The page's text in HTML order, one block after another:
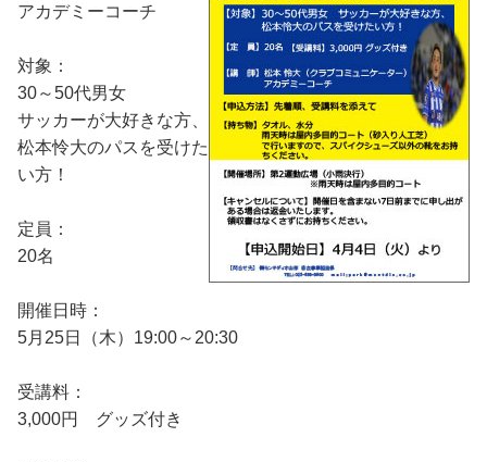
アカデミーコーチ
対象：
30～50代男女
サッカーが大好きな方、
松本怜大のパスを受けた
い方！
定員：
20名
開催日時：
5月25日（木）19:00～20:30
受講料：
3,000円 グッズ付き